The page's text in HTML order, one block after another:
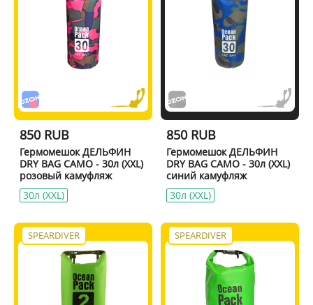
850 RUB
Гермомешок ДЕЛЬФИН
DRY BAG CAMO - 30л (XXL)
розовый камуфляж
30л (XXL)
850 RUB
Гермомешок ДЕЛЬФИН
DRY BAG CAMO - 30л (XXL)
синий камуфляж
30л (XXL)
SPEARDIVER SPEARDIVER